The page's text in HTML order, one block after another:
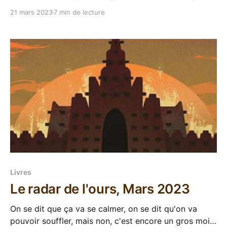
d'Avril ? Sélection VF
21 mars 20237 min de lecture
Livres
Le radar de l'ours, Mars 2023
On se dit que ça va se calmer, on se dit qu'on va
pouvoir souffler, mais non, c'est encore un gros mois